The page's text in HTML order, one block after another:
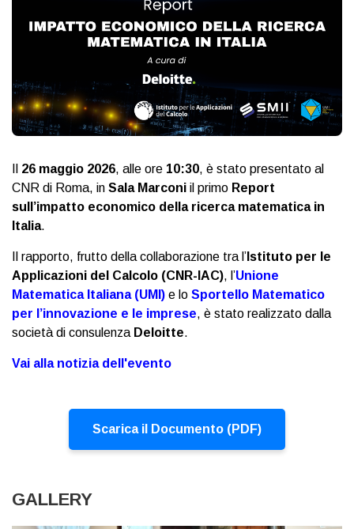
26 maggio 2026, alle ore 10:30, è stato presentato al
CNR di Roma, in Sala Marconi il primo Report
sull’impatto economico della ricerca matematica in
Italia.
Il rapporto, frutto della collaborazione tra l’ Istituto per le
Applicazioni del Calcolo (CNR-IAC), l’Unione
Matematica Italiana (UMI) e lo Sportello Matematico
per l’innovazione e le imprese, è stato realizzato dalla
società di consulenza Deloitte.
Vai alla notizia dell'evento
Scarica il Documento (PDF)
GALLERY